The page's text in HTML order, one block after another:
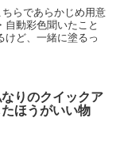
らであらかじめ用意
自動彩色聞いたこと
けど、一緒に塗るっ
なりのクイックア
ほうがいい物